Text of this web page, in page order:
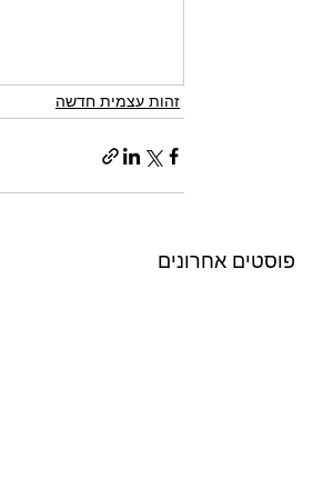
זהות עצמית חדשה
פוסטים אחרונים